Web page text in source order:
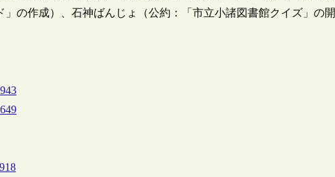
の作成）、石神ばんじょ（公約：「市立小諸図書館クイズ」の開